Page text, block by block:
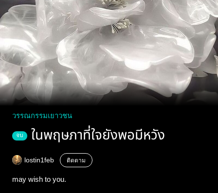
วรรณกรรมเยาวชน
จบ ในพฤษภาที่ใจยังพอมีหวัง
lostin1feb ติดตาม
may wish to you.